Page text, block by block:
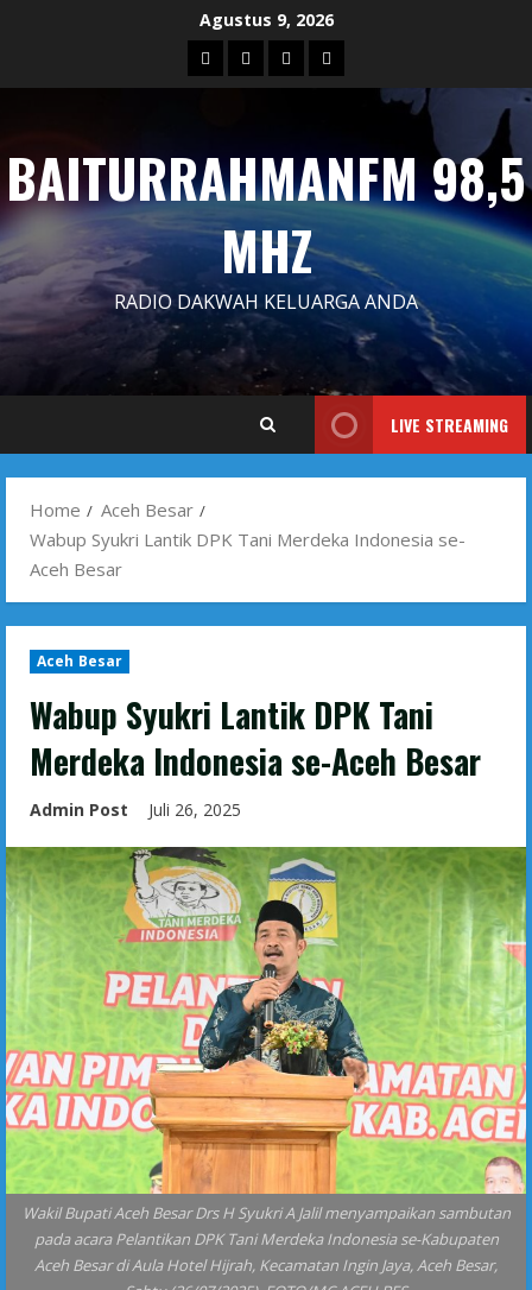
Agustus 9, 2026
Blog Contact
Us
Dengarkan
Siaran
Iklan
BAITURRAHMANFM 98,5
MHZ
RADIO DAKWAH KELUARGA ANDA
LIVE STREAMING
Home
Aceh Besar
Wabup Syukri Lantik DPK Tani Merdeka Indonesia se-
Aceh Besar
Aceh Besar
Wabup Syukri Lantik DPK Tani
Merdeka Indonesia se-Aceh Besar
Admin Post Juli 26, 2025
Wakil Bupati Aceh Besar Drs H Syukri A Jalil menyampaikan sambutan
pada acara Pelantikan DPK Tani Merdeka Indonesia se-Kabupaten
Aceh Besar di Aula Hotel Hijrah, Kecamatan Ingin Jaya, Aceh Besar,